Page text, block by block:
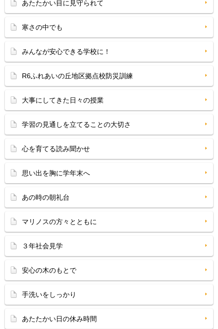
あたたかい目に見守られて
寒さの中でも
みんなが安心できる学校に！
R6ふれあいの丘地区拠点校防災訓練
大事にしてきた日々の授業
学習の見通しを立てることの大切さ
心を育てる読み聞かせ
思い出を胸に学年末へ
あの時の朝礼台
マリノスの方々とともに
３年社会見学
安心の木のもとで
手洗いをしっかり
あたたかい日の休み時間